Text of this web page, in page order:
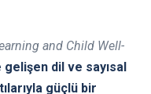
and Child Well-
dil ve sayısal
güçlü bir